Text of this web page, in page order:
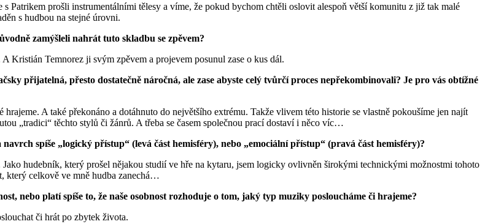
Patrikem prošli instrumentálními tělesy a víme, že pokud bychom chtěli oslovit alespoň větší komunitu z již tak malé
s hudbou na stejné úrovni.
zamýšleli nahrát tuto skladbu se zpěvem?
Kristián Temnorez ji svým zpěvem a projevem posunul zase o kus dál.
přijatelná, přesto dostatečně náročná, ale zase abyste celý tvůrčí proces nepřekombinovali? Je pro vás obtížné
A také překonáno a dotáhnuto do největšího extrému. Takže vlivem této historie se vlastně pokoušíme jen najít
„tradici“ těchto stylů či žánrů. A třeba se časem společnou prací dostaví i něco víc…
spíše „logický přístup“ (levá část hemisféry), nebo „emociální přístup“ (pravá část hemisféry)?
hudebník, který prošel nějakou studií ve hře na kytaru, jsem logicky ovlivněn širokými technickými možnostmi tohoto
který celkově ve mně hudba zanechá…
nebo platí spíše to, že naše osobnost rozhoduje o tom, jaký typ muziky posloucháme či hrajeme?
či hrát po zbytek života.